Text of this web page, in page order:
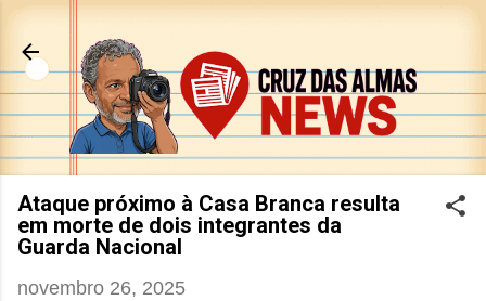
Ataque próximo à Casa Branca resulta
em morte de dois integrantes da
Guarda Nacional
novembro 26, 2025